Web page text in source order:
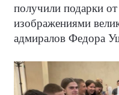
получили подарки
изображениями
адмиралов Федора